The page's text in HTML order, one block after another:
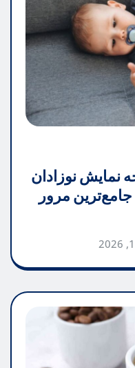
نمایش نوزادان
جامع‌ترین مرور